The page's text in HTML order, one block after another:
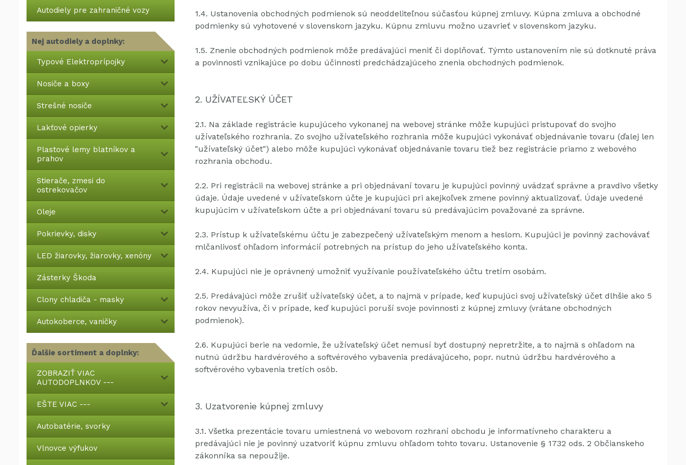
Autodiely pre zahraničné vozy
Nej autodiely a doplnky:
Typové Elektroprípojky
Nosiče a boxy
Strešné nosiče
Lakťové opierky
Plastové lemy blatníkov a
prahov
Stierače, zmesi do
ostrekovačov
Oleje
Pokrievky, disky
LED žiarovky, žiarovky, xenóny
Zásterky Škoda
Clony chladiča - masky
Autokoberce, vaničky
Ďalšie sortiment a doplnky:
ZOBRAZIŤ VIAC
AUTODOPLNKOV ---
EŠTE VIAC ---
Autobatérie, svorky
Vlnovce výfukov
1.4. Ustanovenia obchodných podmienok sú neoddeliteľnou súčasťou kúpnej zmluvy. Kúpna zmluva a obchodné
podmienky sú vyhotovené v slovenskom jazyku. Kúpnu zmluvu možno uzavrieť v slovenskom jazyku.
1.5. Znenie obchodných podmienok môže predávajúci meniť či doplňovať. Týmto ustanovením nie sú dotknuté práva
a povinnosti vznikajúce po dobu účinnosti predchádzajúceho znenia obchodných podmienok.
2. UŽÍVATEĽSKÝ ÚČET
2.1. Na základe registrácie kupujúceho vykonanej na webovej stránke môže kupujúci pristupovať do svojho
užívateľského rozhrania. Zo svojho užívateľského rozhrania môže kupujúci vykonávať objednávanie tovaru (ďalej len
"užívateľský účet") alebo môže kupujúci vykonávať objednávanie tovaru tiež bez registrácie priamo z webového
rozhrania obchodu.
2.2. Pri registrácii na webovej stránke a pri objednávaní tovaru je kupujúci povinný uvádzať správne a pravdivo všetky
údaje. Údaje uvedené v užívateľskom účte je kupujúci pri akejkoľvek zmene povinný aktualizovať. Údaje uvedené
kupujúcim v užívateľskom účte a pri objednávaní tovaru sú predávajúcim považované za správne.
2.3. Prístup k užívateľskému účtu je zabezpečený užívateľským menom a heslom. Kupujúci je povinný zachovávať
mlčanlivosť ohľadom informácií potrebných na prístup do jeho užívateľského konta.
2.4. Kupujúci nie je oprávnený umožniť využívanie používateľského účtu tretím osobám.
2.5. Predávajúci môže zrušiť užívateľský účet, a to najmä v prípade, keď kupujúci svoj užívateľský účet dlhšie ako 5
rokov nevyužíva, či v prípade, keď kupujúci poruší svoje povinnosti z kúpnej zmluvy (vrátane obchodných
podmienok).
2.6. Kupujúci berie na vedomie, že užívateľský účet nemusí byť dostupný nepretržite, a to najmä s ohľadom na
nutnú údržbu hardvérového a softvérového vybavenia predávajúceho, popr. nutnú údržbu hardvérového a
softvérového vybavenia tretích osôb.
3. Uzatvorenie kúpnej zmluvy
3.1. Všetka prezentácie tovaru umiestnená vo webovom rozhraní obchodu je informatívneho charakteru a
predávajúci nie je povinný uzatvoriť kúpnu zmluvu ohľadom tohto tovaru. Ustanovenie § 1732 ods. 2 Občianskeho
zákonníka sa nepoužije.